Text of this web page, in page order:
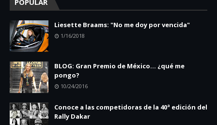
Liesette Braams: "No me doy por vencida"
1/16/2018
BLOG: Gran Premio de México... ¿qué me
pongo?
10/24/2016
Conoce a las competidoras de la 40ª edición del
Rally Dakar